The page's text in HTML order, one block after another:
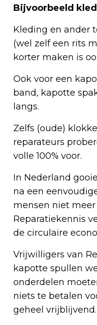
Bijvoorbeeld
Kleding en ander
(wel zelf een rits
korter maken is
Ook voor een
band, kapotte
langs.
Zelfs (oude)
reparateurs
volle 100% voor.
In Nederland
na een
mensen niet
Reparatiekennis
de circulaire
Vrijwilligers van
kapotte spullen
onderdelen
niets te betalen
geheel